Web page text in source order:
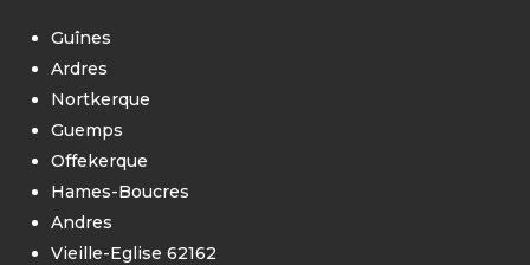
Guînes
Ardres
Nortkerque
Guemps
Offekerque
Hames-Boucres
Andres
Vieille-Eglise 62162